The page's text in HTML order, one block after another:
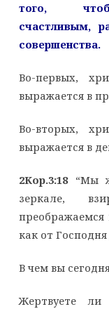
того,
счастливым,
совершенства.
Во-первых,
выражается в
Во-вторых,
выражается в
2Кор.3:18“Мы
зеркале,
как от
В чем вы
Жертвуете